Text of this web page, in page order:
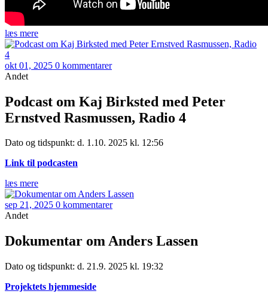
læs mere
okt 01, 2025 0 kommentarer
Andet
Podcast om Kaj Birksted med Peter
Ernstved Rasmussen, Radio 4
Dato og tidspunkt: d. 1.10. 2025 kl. 12:56
Link til podcasten
læs mere
sep 21, 2025 0 kommentarer
Andet
Dokumentar om Anders Lassen
Dato og tidspunkt: d. 21.9. 2025 kl. 19:32
Projektets hjemmeside